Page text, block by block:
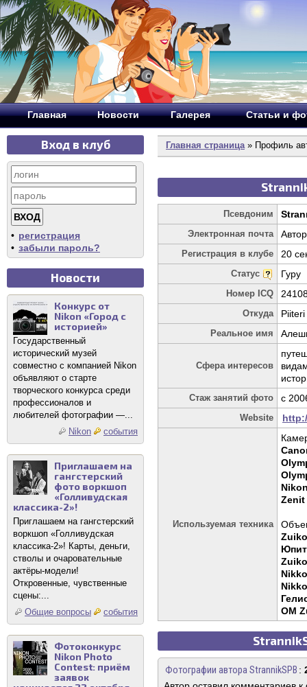
Главная Новости Галерея Статьи и
Вход в клуб
• регистрация
• забыли пароль?
Новости
Конкурс от
Nikon «Город с
историей»
Государственный
исторический музей
совместно с компанией Nikon
объявляют о старте
творческого конкурса среди
профессионалов и
любителей фотографии —...
Nikon
события
Приглашаем на
гангстерский
фото воркшоп
«Голливудская
классика-2»!
Приглашаем на гангстерский
воркшоп «Голливудская
классика-2»! Карты, деньги,
стволы и очаровательные
актёры-модели!
Откровенные, чувственные
сцены:...
Общие вопросы
события
Фотоконкурс
Nikon Photo
Contest: приём
заявок
Главная страница» Профиль
Псевдоним
Электронная почта
Регистрация в клубе 20
Статус Гуру
Номер ICQ
Откуда Piiteri
Реальное имя
Сфера интересов
Стаж занятий фото c
Website
Используемая техника
Zenit
OM
Фотографии автора StrannikSPB :